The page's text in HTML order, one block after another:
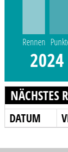
Rennen
2024
NÄCHSTES
DATUM